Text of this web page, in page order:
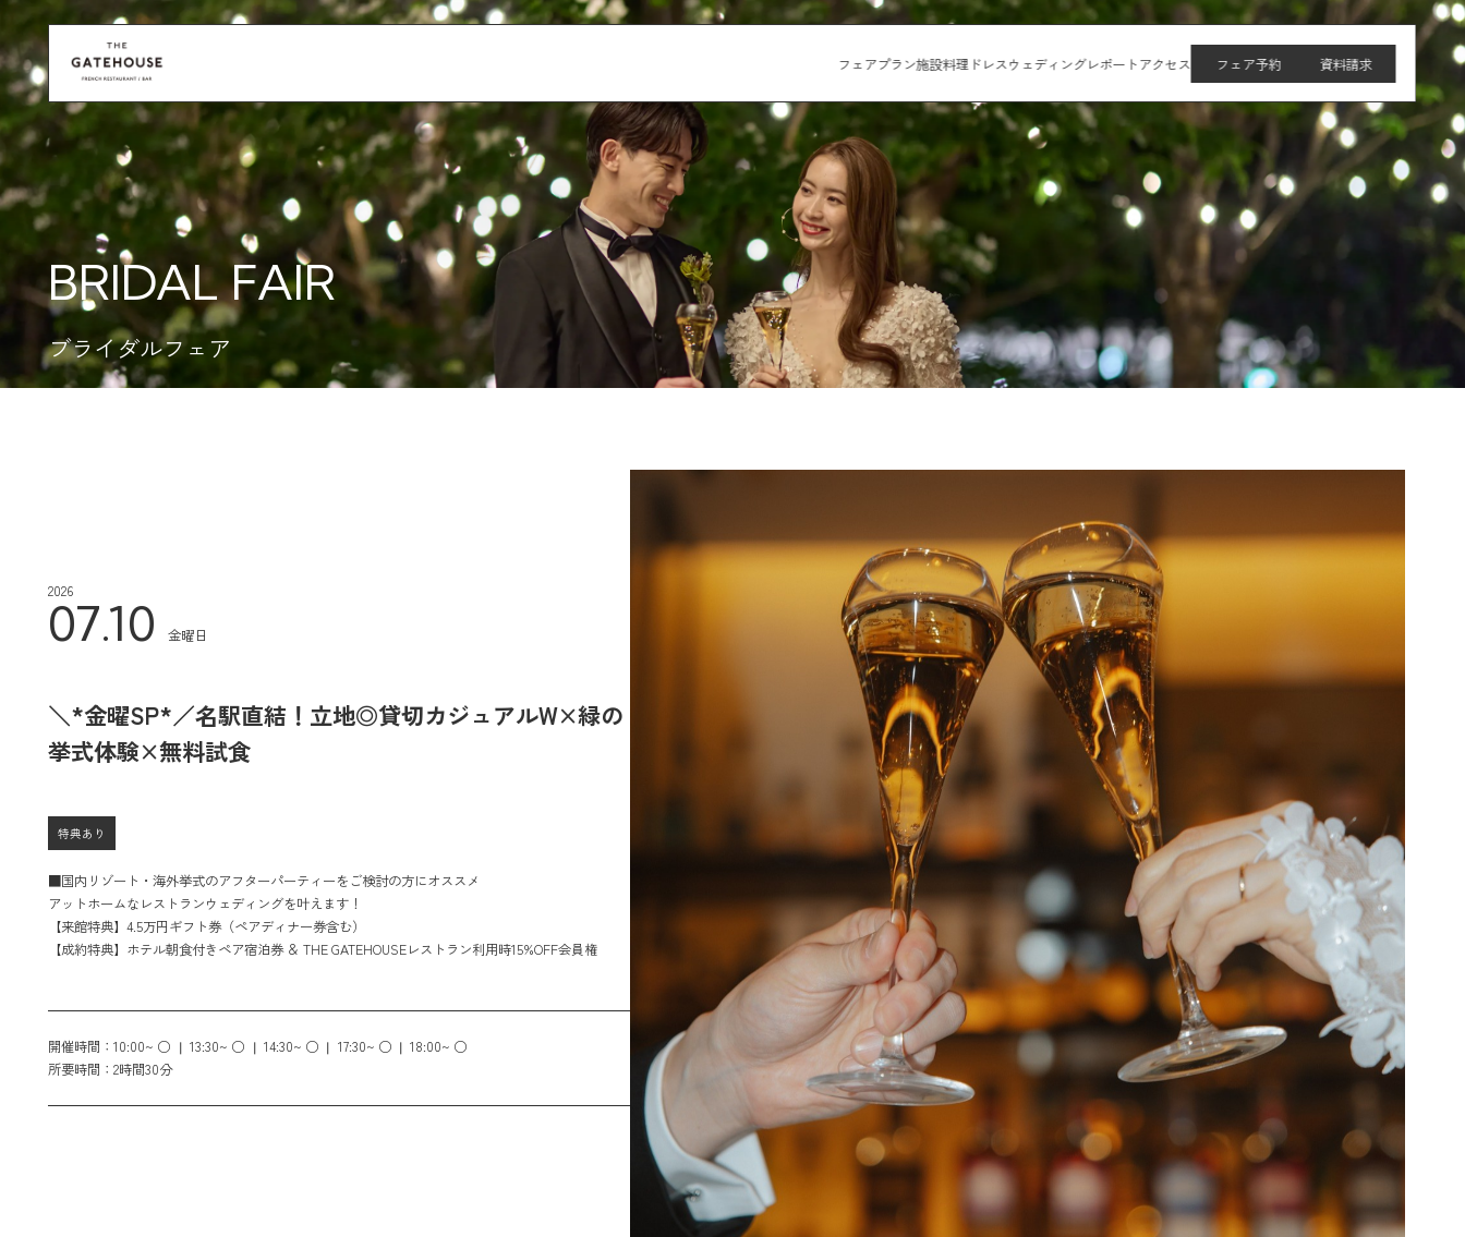
フェアプラン施設料理 ドレスウェディングレポートアクセス フェア予約 資料請求
BRIDAL FAIR
ブライダルフェア
2026
07.10金曜日
＼*金曜SP*／名駅直結！立地◎貸切カジュアルW×緑の
挙式体験×無料試食
特典あり
■国内リゾート・海外挙式のアフターパーティーをご検討の方にオススメ
アットホームなレストランウェディングを叶えます！
【来館特典】4.5万円ギフト券（ペアディナー券含む）
【成約特典】ホテル朝食付きペア宿泊券 ＆ THE GATEHOUSEレストラン利用時15%OFF会員権
開催時間：10:00~ ○ 13:30~ ○ 14:30~ ○ 17:30~ ○
18:00~ ○
所要時間：2時間30分